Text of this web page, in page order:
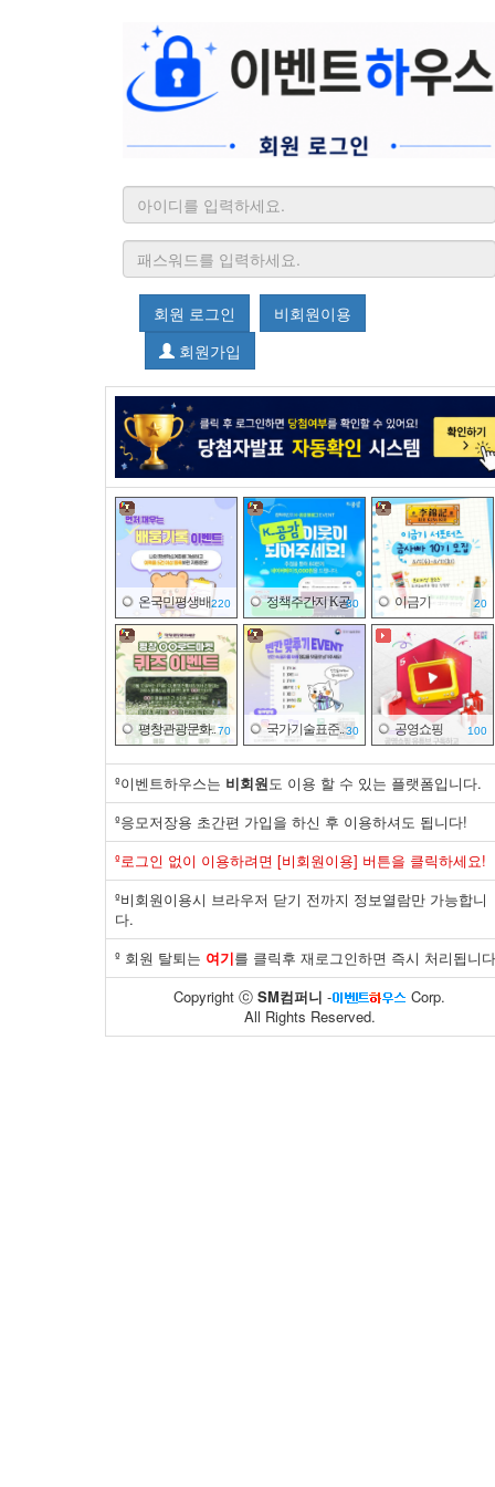
회원 로그인
비회원이용
회원가입
온국민평생배..220 정책주간지 K공..80 이금기 20
평창관광문화..70 국가기술표준..30 공영쇼핑 100
한국전기안전.. 20 제주국제자유..30 한국환경보전..20
º이벤트하우스는 비회원도 이용 할 수 있는 플랫폼입니다.
º응모저장용 초간편 가입을 하신 후 이용하셔도 됩니다!
º로그인 없이 이용하려면 [비회원이용] 버튼을 클릭하세요!
º비회원이용시 브라우저 닫기 전까지 정보열람만 가능합니
다.
º 회원 탈퇴는 여기를 클릭후 재로그인하면 즉시 처리됩니
Copyright ⓒ SM컴퍼니 -
Corp.
All Rights Reserved.